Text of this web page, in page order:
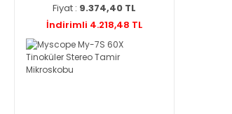
Fiyat : 9.374,40 TL
İndirimli 4.218,48 TL